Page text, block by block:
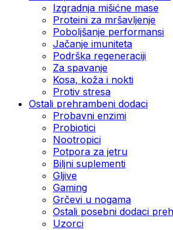
Izgradnja mišićne mase
Proteini za mršavljenje
Poboljšanje performansi
Jačanje imuniteta
Podrška regeneraciji
Za spavanje
Kosa, koža i nokti
Protiv stresa
Ostali prehrambeni dodaci
Probavni enzimi
Probiotici
Nootropici
Potpora za jetru
Biljni suplementi
Gljive
Gaming
Grčevi u nogama
Ostali posebni dodaci
Uzorci